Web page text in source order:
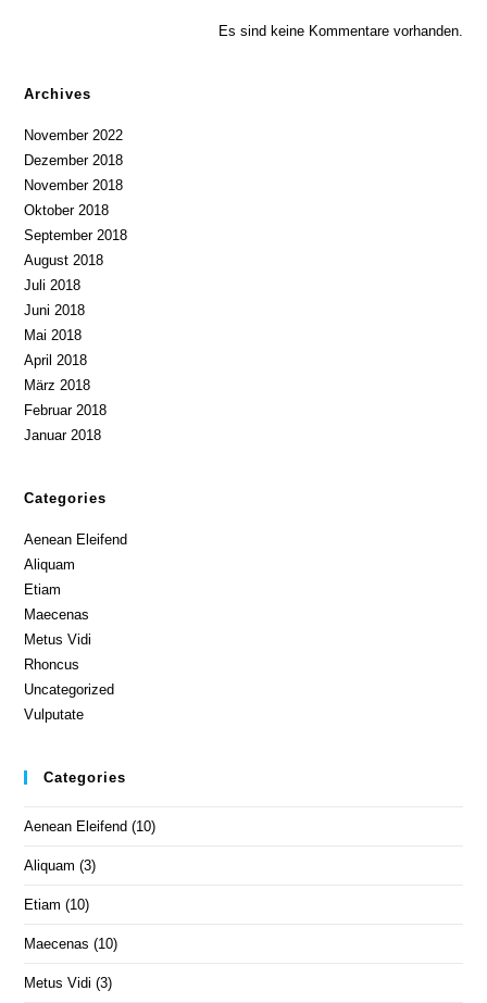
Es sind keine Kommentare vorhanden.
Archives
November 2022
Dezember 2018
November 2018
Oktober 2018
September 2018
August 2018
Juli 2018
Juni 2018
Mai 2018
April 2018
März 2018
Februar 2018
Januar 2018
Categories
Aenean Eleifend
Aliquam
Etiam
Maecenas
Metus Vidi
Rhoncus
Uncategorized
Vulputate
Categories
Aenean Eleifend (10)
Aliquam (3)
Etiam (10)
Maecenas (10)
Metus Vidi (3)